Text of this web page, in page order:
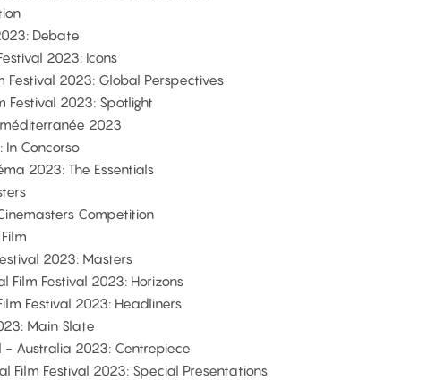
Debate
2023: Icons
Festival 2023: Global Perspectives
Festival 2023: Spotlight
2023
In Concorso
2023: The Essentials
Competition
2023: Masters
Film Festival 2023: Horizons
Festival 2023: Headliners
Main Slate
- Australia 2023: Centrepiece
Film Festival 2023: Special Presentations